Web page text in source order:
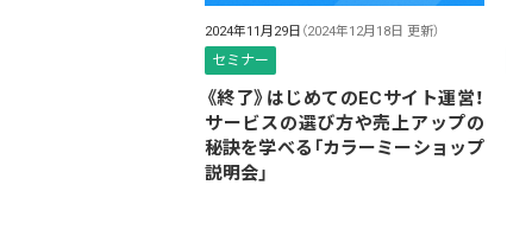
2024年11月29日 （2024年12月18日 更新）
セミナー
《終了》はじめてのECサイト運営！
サービスの選び方や売上アップの
秘訣を学べる「カラーミーショップ
説明会」